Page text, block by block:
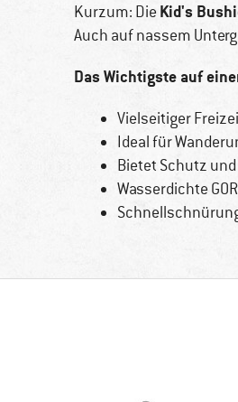
Kurzum: Die Kid's
Auch auf nassem
Das Wichtigste auf
Vielseitiger
Ideal für
Bietet Schutz und
Wasserdichte